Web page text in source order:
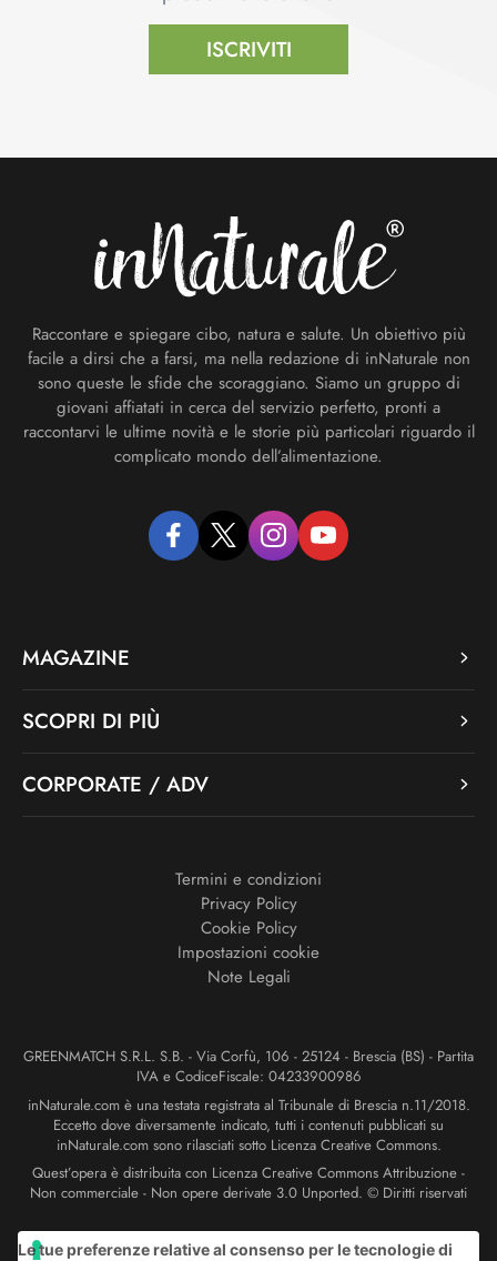
ISCRIVITI
Raccontare e spiegare cibo, natura e salute. Un obiettivo più
facile a dirsi che a farsi, ma nella redazione di inNaturale non
sono queste le sfide che scoraggiano. Siamo un gruppo di
giovani affiatati in cerca del servizio perfetto, pronti a
raccontarvi le ultime novità e le storie più particolari riguardo il
complicato mondo dell’alimentazione.
facebooktwitter instagramyoutube
MAGAZINE
SCOPRI DI PIÙ
CORPORATE / ADV
Termini e condizioni
Privacy Policy
Cookie Policy
Impostazioni cookie
Note Legali
GREENMATCH S.R.L. S.B. - Via Corfù, 106 - 25124 - Brescia (BS) - Partita
IVA e CodiceFiscale: 04233900986
inNaturale.com è una testata registrata al Tribunale di Brescia n.11/2018.
Eccetto dove diversamente indicato, tutti i contenuti pubblicati su
inNaturale.com sono rilasciati sotto Licenza Creative Commons.
Quest’opera è distribuita con Licenza Creative Commons Attribuzione -
Non commerciale - Non opere derivate 3.0 Unported. © Diritti riservati
Le tue preferenze relative al consenso per le tecnologie di